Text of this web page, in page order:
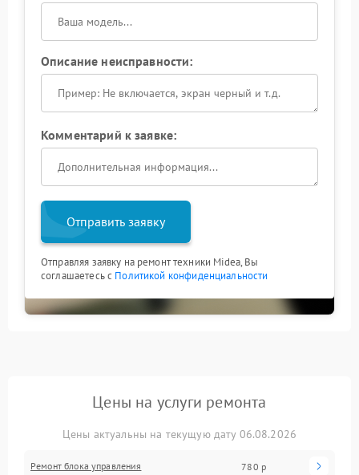
Описание неисправности:
Комментарий к заявке:
Отправить заявку
Отправляя заявку на ремонт техники Midea, Вы
соглашаетесь с Политикой конфиденциальности
Цены на услуги ремонта
Цены актуальны на текущую дату 06.08.2026
Ремонт блока управления 780 р